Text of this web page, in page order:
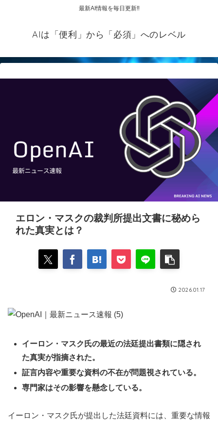
最新AI情報を毎日更新‼
AIは「便利」から「必須」へのレベル
エロン・マスクの裁判所提出文書に秘めら
れた真実とは？
2026.01.17
イーロン・マスク氏の最近の法廷提出書類に隠され
た真実が指摘された。
証言内容や重要な資料の不在が問題視されている。
専門家はその影響を懸念している。
イーロン・マスク氏が提出した法廷資料には、重要な情報